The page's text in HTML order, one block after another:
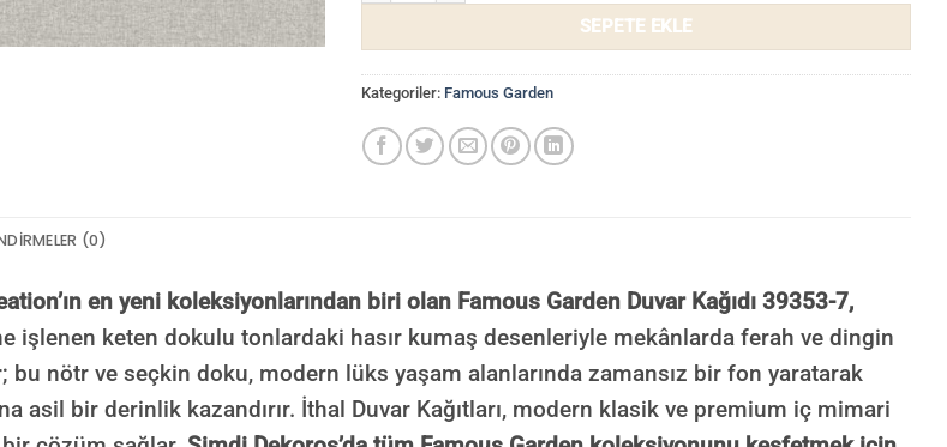
SEPETE EKLE
Kategoriler: Famous Garden
(0)
en yeni koleksiyonlarından biri olan Famous Garden Duvar Kağıdı 39353-7,
işlenen keten dokulu tonlardaki hasır kumaş desenleriyle mekânlarda ferah ve dingin
nötr ve seçkin doku, modern lüks yaşam alanlarında zamansız bir fon yaratarak
asil bir derinlik kazandırır. İthal Duvar Kağıtları, modern klasik ve premium iç mimari